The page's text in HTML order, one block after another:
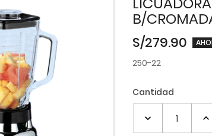
B/
S/279.90
250-22
Cantidad